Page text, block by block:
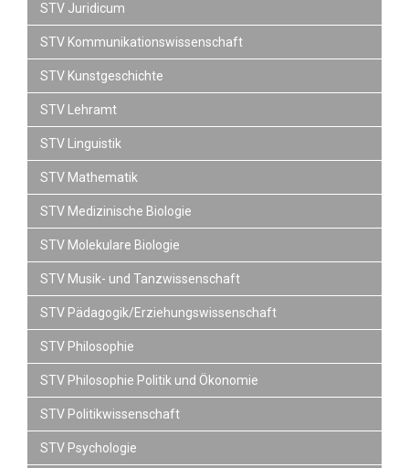
STV Juridicum
STV Kommunikationswissenschaft
STV Kunstgeschichte
STV Lehramt
STV Linguistik
STV Mathematik
STV Medizinische Biologie
STV Molekulare Biologie
STV Musik- und Tanzwissenschaft
STV Pädagogik/Erziehungswissenschaft
STV Philosophie
STV Philosophie Politik und Ökonomie
STV Politikwissenschaft
STV Psychologie